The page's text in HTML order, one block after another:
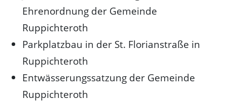
Ehrenordnung der Gemeinde
Ruppichteroth
Parkplatzbau in der St. Florianstraße in
Ruppichteroth
Entwässerungssatzung der Gemeinde
Ruppichteroth